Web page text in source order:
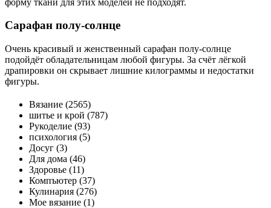
Сарафан полу-солнце
Очень красивый и женственный сарафан полу-солнце
подойдёт обладательницам любой фигуры. За счёт лёгкой
драпировки он скрывает лишние килограммы и недостатки
фигуры.
Вязание (2565)
шитье и крой (787)
Рукоделие (93)
психология (5)
Досуг (3)
Для дома (46)
Здоровье (11)
Компъютер (37)
Кулинария (276)
Мое вязание (1)